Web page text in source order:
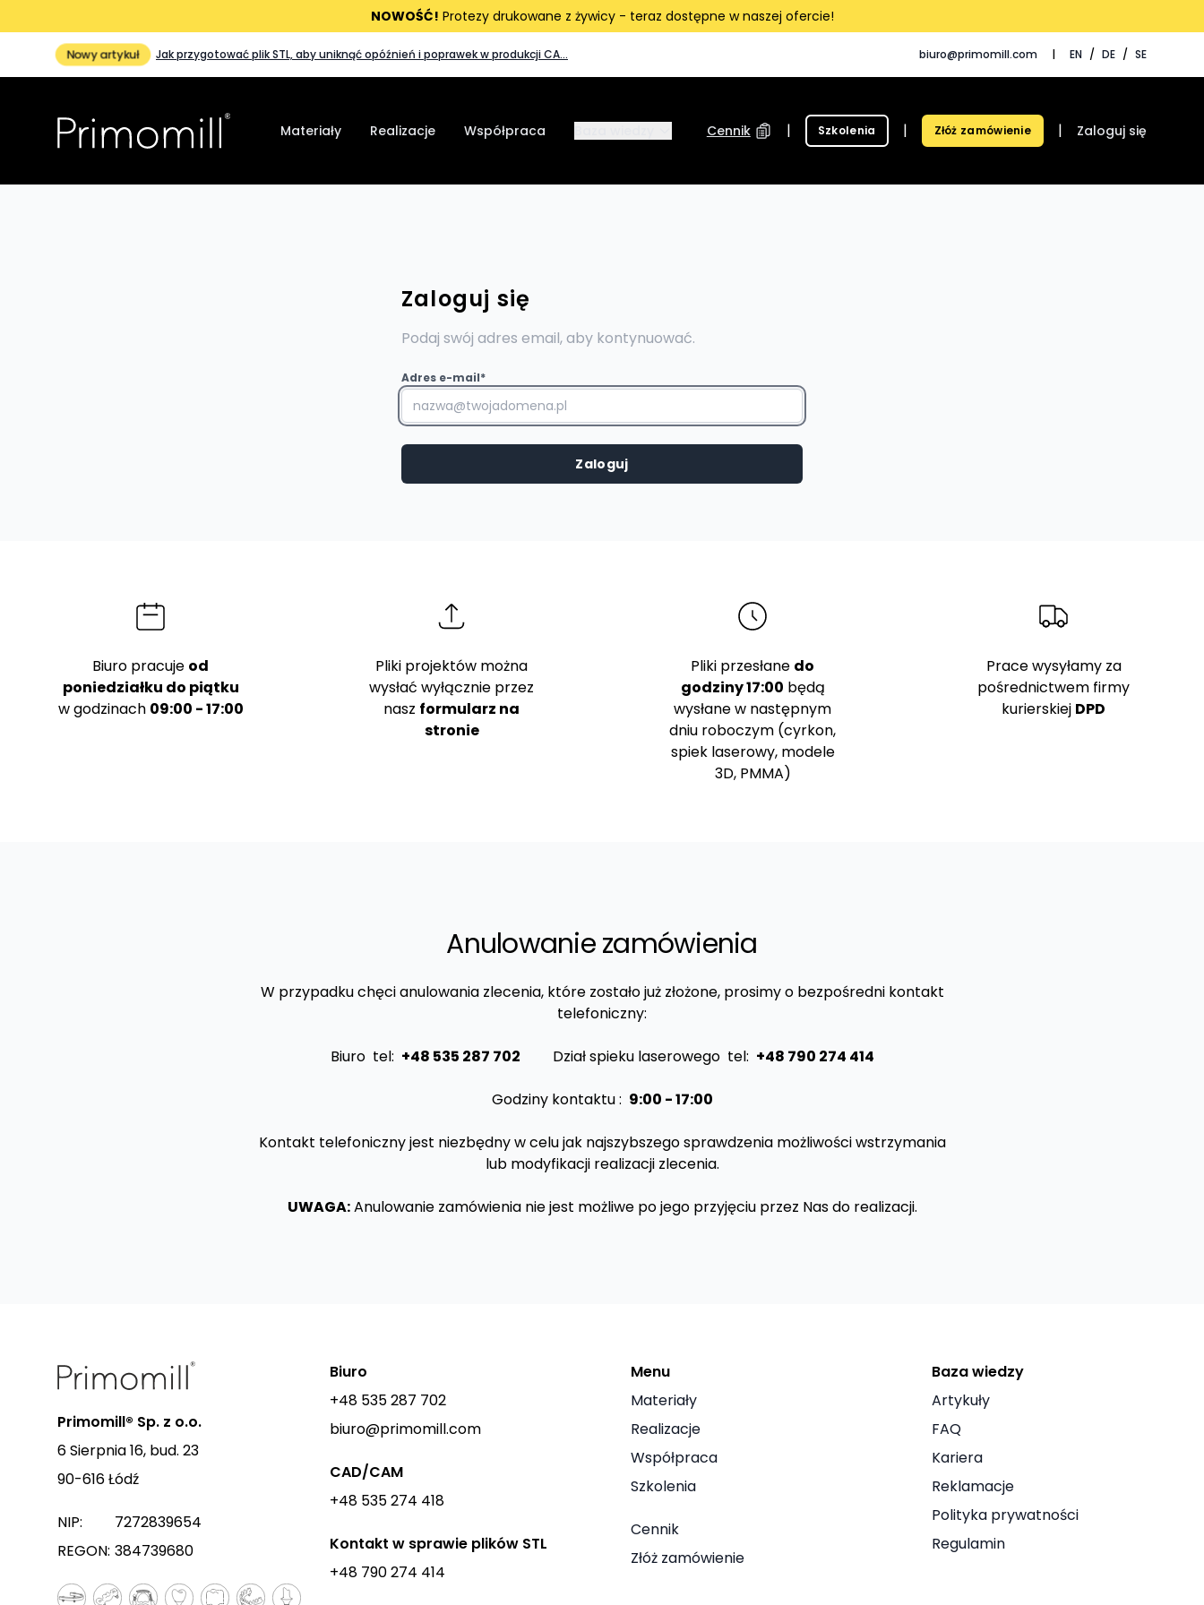
NOWOŚĆ! Protezy drukowane z żywicy - teraz dostępne w naszej ofercie!
Nowy artykuł Jak przygotować plik STL, aby uniknąć opóźnień i poprawek w produkcji CA... biuro@primomill.com | EN / DE / SE
Materiały Realizacje Współpraca Cennik | Szkolenia | Złóż zamówienie | Zaloguj się
Zaloguj się
Podaj swój adres email, aby kontynuować.
Adres e-mail*
Biuro pracuje od
poniedziałku do piątku
w godzinach 09:00 - 17:00
Pliki projektów można
wysłać wyłącznie przez
nasz formularz na
stronie
Pliki przesłane do
godziny 17:00 będą
wysłane w następnym
dniu roboczym (cyrkon,
spiek laserowy, modele
3D, PMMA)
Prace wysyłamy za
pośrednictwem firmy
kurierskiej DPD
Anulowanie zamówienia
W przypadku chęci anulowania zlecenia, które zostało już złożone, prosimy o bezpośredni kontakt
telefoniczny:
Biuro tel: +48 535 287 702 Dział spieku laserowego tel: +48 790 274 414
Godziny kontaktu : 9:00 - 17:00
Kontakt telefoniczny jest niezbędny w celu jak najszybszego sprawdzenia możliwości wstrzymania
lub modyfikacji realizacji zlecenia.
UWAGA:Anulowanie zamówienia nie jest możliwe po jego przyjęciu przez Nas do realizacji.
Primomill® Sp. z o.o.
6 Sierpnia 16, bud. 23
90-616 Łódź
NIP:
7272839654
REGON: 384739680
Biuro
+48 535 287 702
biuro@primomill.com
CAD/CAM
+48 535 274 418
Kontakt w sprawie plików STL
+48 790 274 414
Menu
Materiały
Realizacje
Współpraca
Szkolenia
Cennik
Złóż zamówienie
Baza wiedzy
Artykuły
FAQ
Kariera
Reklamacje
Polityka prywatności
Regulamin